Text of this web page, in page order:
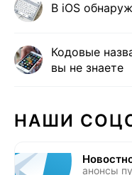
В iOS
Кодовые
вы не знаете
НАШИ
анонсы